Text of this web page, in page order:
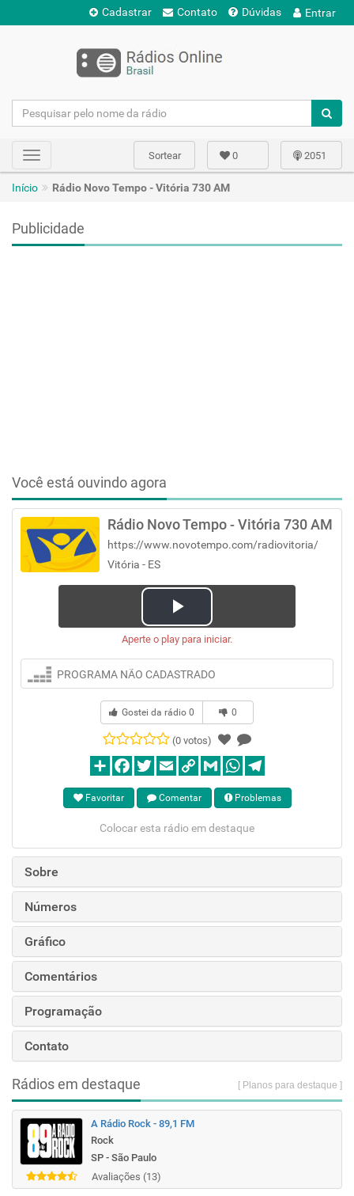
Cadastrar Contato Dúvidas Entrar
Toggle
navigation
2051
0
Sortear
Início Rádio Novo Tempo - Vitória 730 AM
Publicidade
Você está ouvindo agora
Rádio Novo Tempo - Vitória 730 AM
https://www.novotempo.com/radiovitoria/
Vitória - ES
Play
Video
Aperte o play para iniciar.
PROGRAMA NÃO CADASTRADO
Gostei da rádio 0 0
(0 votos)
Favoritar Comentar Problemas
Colocar esta rádio em destaque
Sobre
Números
Gráfico
Comentários
Programação
Contato
Rádios em destaque [ Planos para destaque ]
A Rádio Rock - 89,1 FM
Rock
SP - São Paulo
Avaliações (13)